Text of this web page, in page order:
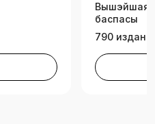
Вышэйшая
баспасы
790